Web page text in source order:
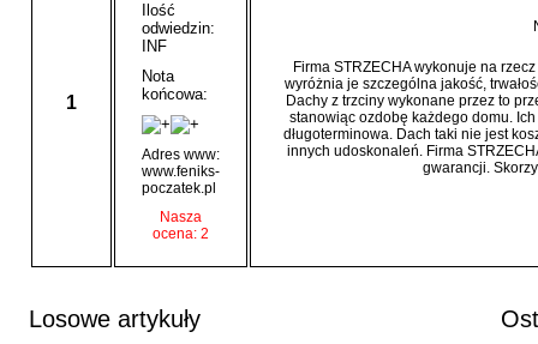
1
Ilość
odwiedzin:
INF
Nota
końcowa:
Adres www:
www.feniks-
poczatek.pl
Nasza
ocena: 2
Firma STRZECHA wykonuje na
wyróżnia je szczególna jakość,
Dachy z trzciny wykonane przez to
stanowiąc ozdobę każdego domu.
długoterminowa. Dach taki nie jest
innych udoskonaleń. Firma
gwarancji.
Losowe artykuły